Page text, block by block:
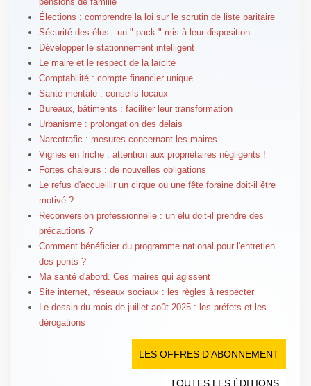
Élections : comprendre la loi sur le scrutin de liste paritaire
Sécurité des élus : un " pack " mis à leur disposition
Développer le stationnement intelligent
Le maire et le respect de la laïcité
Comptabilité : compte financier unique
Santé mentale : conseils locaux
Bureaux, bâtiments : faciliter leur transformation
Urbanisme : prolongation des délais
Narcotrafic : mesures concernant les maires
Vignes en friche : attention aux propriétaires négligents !
Fortes chaleurs : de nouvelles obligations
Le refus d'accueillir un cirque ou une fête foraine doit-il être
motivé ?
Reconversion professionnelle : un élu doit-il prendre des
précautions ?
Comment bénéficier du programme national pour l'entretien
des ponts ?
Ma santé d'abord. Ces maires qui agissent
Site internet, réseaux sociaux : les règles à respecter
Le dessin du mois de juillet-août 2025 : les préfets et les
dérogations
LES OFFRES D’ABONNEMENT
TOUTES LES ÉDITIONS